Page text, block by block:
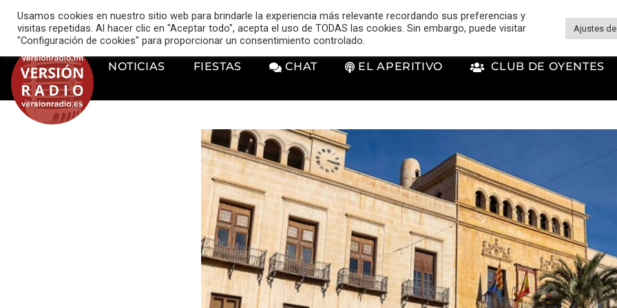
music_note VERSIÓN RADIO
NOTICIAS FIESTAS CHAT EL APERITIVO CLUB DE OYENTES
Usamos cookies en nuestro sitio web para brindarle la experiencia más relevante recordando sus preferencias y
visitas repetidas. Al hacer clic en "Aceptar todo", acepta el uso de TODAS las cookies. Sin embargo, puede visitar
"Configuración de cookies" para proporcionar un consentimiento controlado.
Ajustes